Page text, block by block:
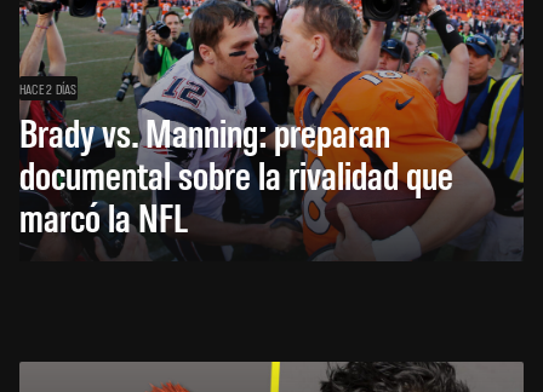
HACE 2 DÍAS
Brady vs. Manning: preparan
documental sobre la rivalidad que
marcó la NFL